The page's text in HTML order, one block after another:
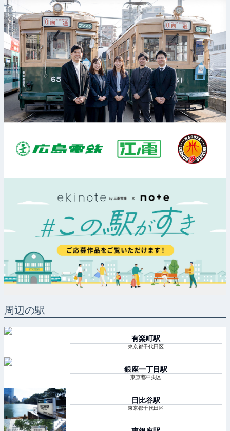
周辺の駅
有楽町駅
東京都千代田区
銀座一丁目駅
東京都中央区
日比谷駅
東京都千代田区